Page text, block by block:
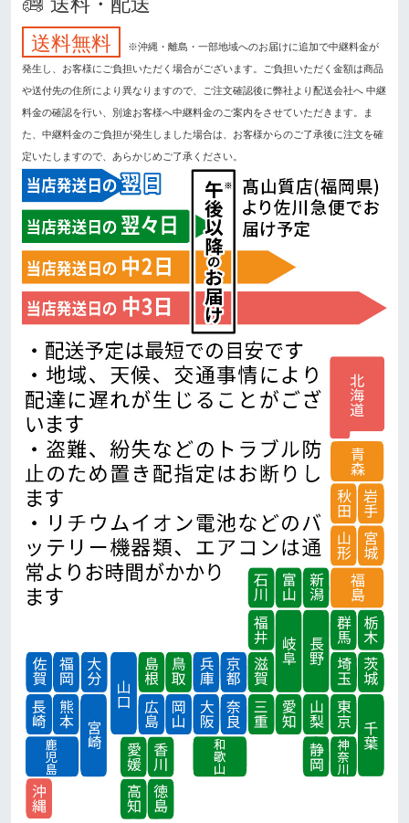
送料・配送
送料無料
※沖縄・離島・一部地域へのお届けに追加で中継料金が
発生し、お客様にご負担いただく場合がございます。ご負担いただく金額は商品
や送付先の住所により異なりますので、ご注文確認後に弊社より配送会社へ 中継
料金の確認を行い、別途お客様へ中継料金のご案内をさせていただきます。ま
た、中継料金のご負担が発生しました場合は、お客様からのご了承後に注文を確
定いたしますので、あらかじめご了承ください。